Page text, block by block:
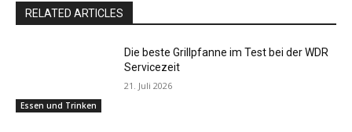
RELATED ARTICLES
Essen und Trinken
Die beste Grillpfanne im Test bei der WDR
Servicezeit
21. Juli 2026